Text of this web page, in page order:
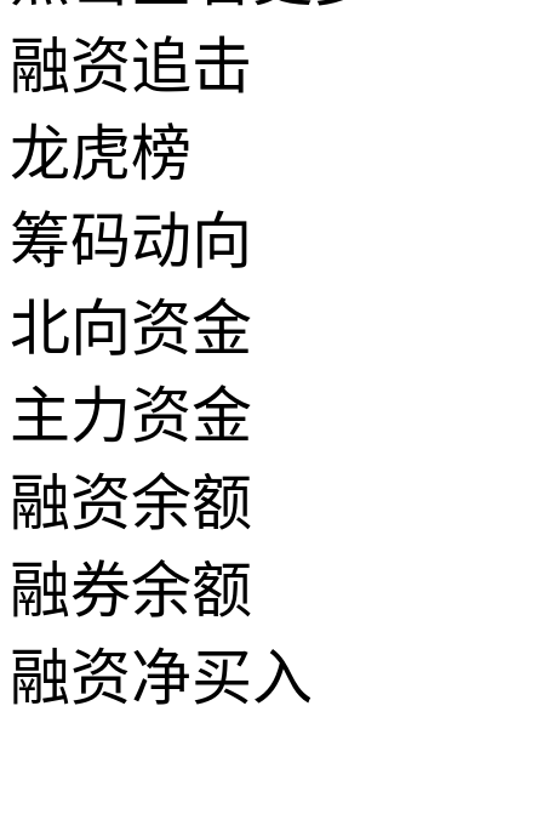
融资追击
龙虎榜
筹码动向
北向资金
主力资金
融资余额
融券余额
融资净买入